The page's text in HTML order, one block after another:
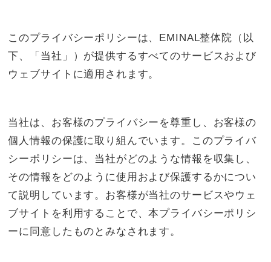
このプライバシーポリシーは、EMINAL整体院（以
下、「当社」）が提供するすべてのサービスおよび
ウェブサイトに適用されます。
当社は、お客様のプライバシーを尊重し、お客様の
個人情報の保護に取り組んでいます。このプライバ
シーポリシーは、当社がどのような情報を収集し、
その情報をどのように使用および保護するかについ
て説明しています。お客様が当社のサービスやウェ
ブサイトを利用することで、本プライバシーポリシ
ーに同意したものとみなされます。